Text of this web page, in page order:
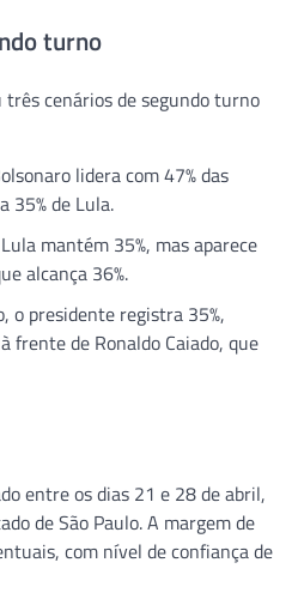
turno
cenários de segundo turno
lidera com 47% das
35% de Lula.
mantém 35%, mas aparece
alcança 36%.
o presidente registra 35%,
frente de Ronaldo Caiado, que
entre os dias 21 e 28 de abril,
de São Paulo. A margem de
com nível de confiança de